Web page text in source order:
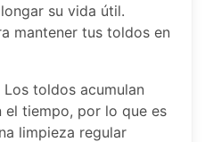
su vida útil.
mantener tus toldos en
toldos acumulan
tiempo, por lo que es
limpieza regular